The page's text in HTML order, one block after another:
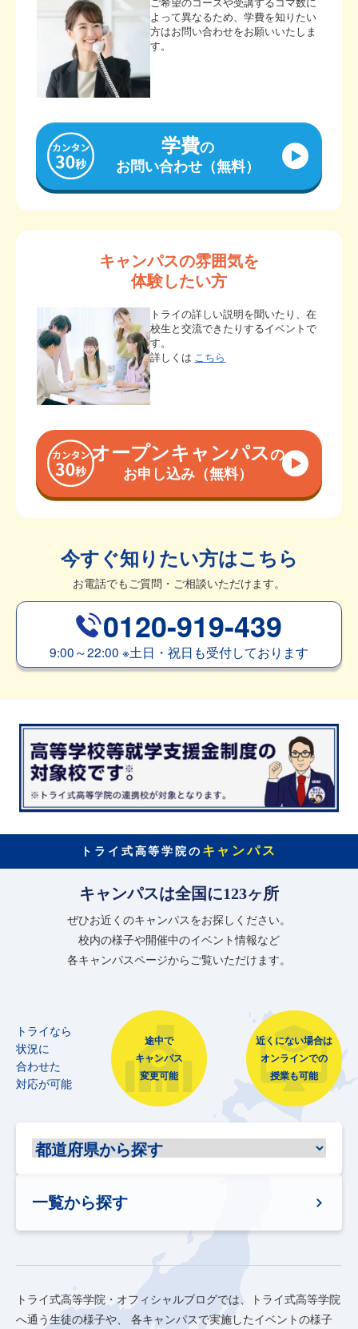
ご希望のコースや受講するコマ数に
よって異なるため、学費を知りたい
方はお問い合わせをお願いいたしま
す。
学費の
お問い合わせ（無料）
キャンパスの雰囲気を
体験したい方
トライの詳しい説明を聞いたり、在
校生と交流できたりするイベントで
す。
詳しくは こちら
オープンキャンパスの
お申し込み（無料）
今すぐ知りたい方はこちら
お電話でもご質問・ご相談いただけます。
0120-919-439
9:00～22:00 ※土日・祝日も受付しております
トライ式高等学院の キャンパス
キャンパスは全国に123ヶ所
ぜひお近くのキャンパスをお探しください。
校内の様子や開催中のイベント情報など
各キャンパスページからご覧いただけます。
トライなら
状況に
合わせた
対応が可能
途中で
キャンパス
変更可能
近くにない場合は
オンラインでの
授業も可能
一覧から探す
トライ式高等学院・オフィシャルブログでは、トライ式高等学院
へ通う生徒の様子や、
各キャンパスで実施したイベントの様子